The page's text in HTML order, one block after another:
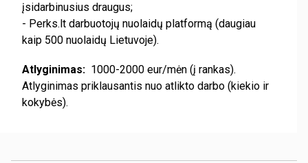
įsidarbinusius draugus;
- Perks.lt darbuotojų nuolaidų platformą (daugiau
kaip 500 nuolaidų Lietuvoje).
Atlyginimas: 1000-2000 eur/mėn (į rankas).
Atlyginimas priklausantis nuo atlikto darbo (kiekio ir
kokybės).